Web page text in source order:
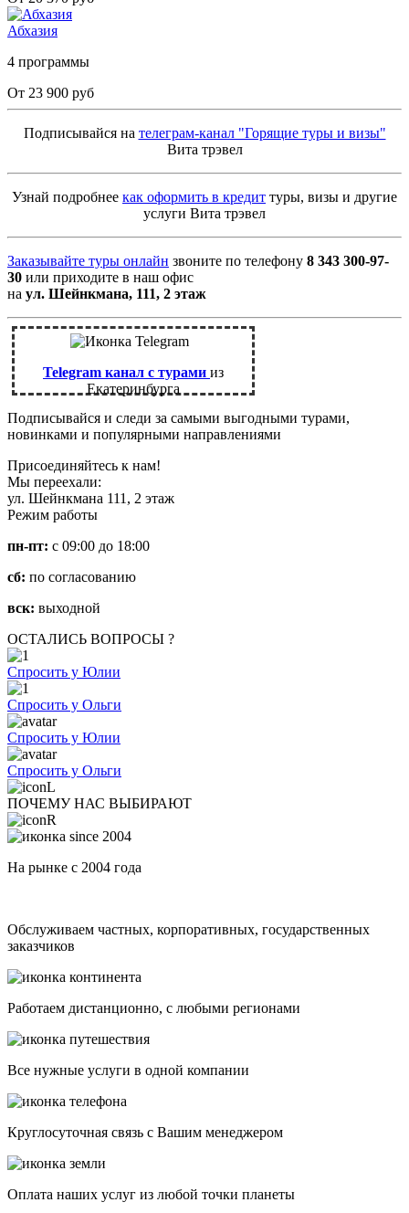
Абхазия
4 программы
От 23 900 руб
Подписывайся на телеграм-канал "Горящие туры и визы"
Вита трэвел
Узнай подробнее как оформить в кредит туры, визы и другие
услуги Вита трэвел
Заказывайте туры онлайн звоните по телефону 8 343 300-97-
30 или приходите в наш офис
на ул. Шейнкмана, 111, 2 этаж
Telegram канал с турами из
Екатеринбурга
Подписывайся и следи за самыми выгодными турами,
новинками и популярными направлениями
Присоединяйтесь к нам!
Мы переехали:
ул. Шейнкмана 111, 2 этаж
Режим работы
пн-пт: с 09:00 до 18:00
сб: по согласованию
вск: выходной
ОСТАЛИСЬ ВОПРОСЫ ?
Спросить у Юлии
Спросить у Ольги
Спросить у Юлии
Спросить у Ольги
ПОЧЕМУ НАС ВЫБИРАЮТ
На рынке с 2004 года
Обслуживаем частных, корпоративных, государственных
заказчиков
Работаем дистанционно, с любыми регионами
Все нужные услуги в одной компании
Круглосуточная связь с Вашим менеджером
Оплата наших услуг из любой точки планеты